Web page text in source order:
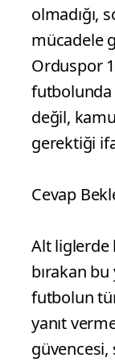
olmadığı,
mücadele
Orduspor
futbolunda
değil,
gerektiği
Cevap
Alt liglerde
bırakan bu
futbolun
yanıt
güvencesi,